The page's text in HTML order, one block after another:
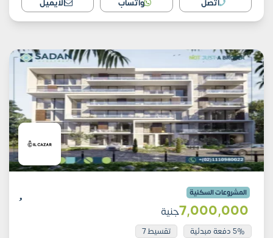
اتصل واتساب الايميل
المشروعات السكنية
7٬000٬000جنية
5% دفعة مبدئية تقسيط 7